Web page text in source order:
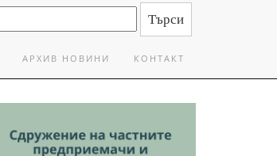
АРХИВ НОВИНИ КОНТАКТ